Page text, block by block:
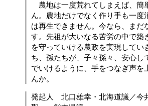
農地は一度荒れてしまえば、簡
ん。農地だけでなく作り手も一度
は再生できません。今なら、まだ
す。先祖が大いなる苦労の中で築
を守っていける農政を実現してい
ち、孫たちが、子々孫々、安心し
でいけるように、手をつなぎ声を
んか。
発起人 北口雄幸・北海道議／今